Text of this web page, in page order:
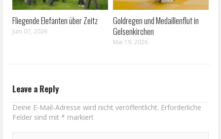
Fliegende Elefanten über Zeitz
Juni 07, 2026
Goldregen und Medaillenflut in
Gelsenkirchen
Mai 19, 2026
Leave a Reply
Deine E-Mail-Adresse wird nicht veröffentlicht. Erforderliche
Felder sind mit* markiert